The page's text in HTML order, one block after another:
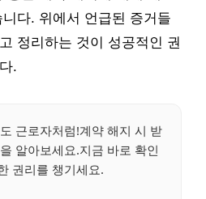
다. 위에서 언급된 증거들
정리하는 것이 성공적인 권
.
근로자처럼!계약 해지 시 받
알아보세요.지금 바로 확인
권리를 챙기세요.